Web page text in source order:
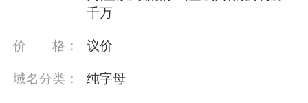
千万
价格： 议价
域名分类： 纯字母